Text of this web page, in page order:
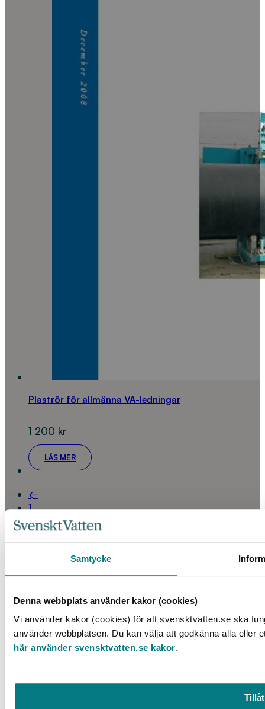
Samtycke
Denna webbplats använder kakor (cookies)
Vi använder kakor (cookies) för att svensktvatten.se ska
använder webbplatsen. Du kan välja att godkänna alla
här använder svensktvatten.se kakor.
Plaströr för allmänna VA-ledningar
1 200 kr
LÄS MER
←
1
2
3
…
→
Telefon: 08 – 506 002 90